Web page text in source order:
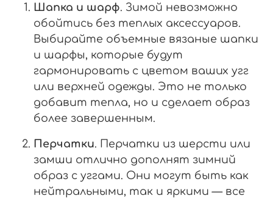
Шапка и шарф. Зимой невозможно
обойтись без теплых аксессуаров.
Выбирайте объемные вязаные шапки
и шарфы, которые будут
гармонировать с цветом ваших угг
или верхней одежды. Это не только
добавит тепла, но и сделает образ
более завершенным.
Перчатки. Перчатки из шерсти или
замши отлично дополнят зимний
образ с уггами. Они могут быть как
нейтральными, так и яркими — все